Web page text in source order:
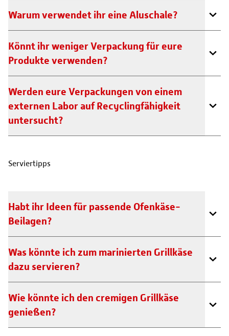
Warum verwendet ihr eine Aluschale?
Könnt ihr weniger Verpackung für eure
Produkte verwenden?
Werden eure Verpackungen von einem
externen Labor auf Recyclingfähigkeit
untersucht?
Serviertipps
Habt ihr Ideen für passende Ofenkäse-
Beilagen?
Was könnte ich zum marinierten Grillkäse
dazu servieren?
Wie könnte ich den cremigen Grillkäse
genießen?